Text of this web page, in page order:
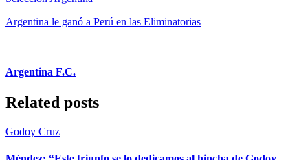
Argentina le ganó a Perú en las Eliminatorias
Argentina F.C.
Related posts
Godoy Cruz